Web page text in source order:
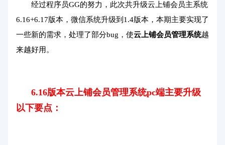
经过程序员GG的努力，此次共升级云上铺会员主系统
6.16+6.17版本，微信系统升级到1.4版本，本期主要实现了
一些新的需求，处理了部分bug，使云上铺会员管理系统越
来越好用。
6.16版本云上铺会员管理系统pc端主要升级
以下要点：